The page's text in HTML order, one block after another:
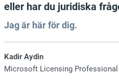
eller har du juridiska
Jag är här för dig.
Kadir Aydin
Microsoft Licensing Professional